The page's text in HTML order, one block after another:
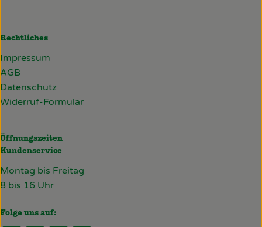
Rechtliches
Impressum
AGB
Datenschutz
Widerruf-Formular
Öffnungszeiten
Kundenservice
Montag bis Freitag
8 bis 16 Uhr
Folge uns auf: